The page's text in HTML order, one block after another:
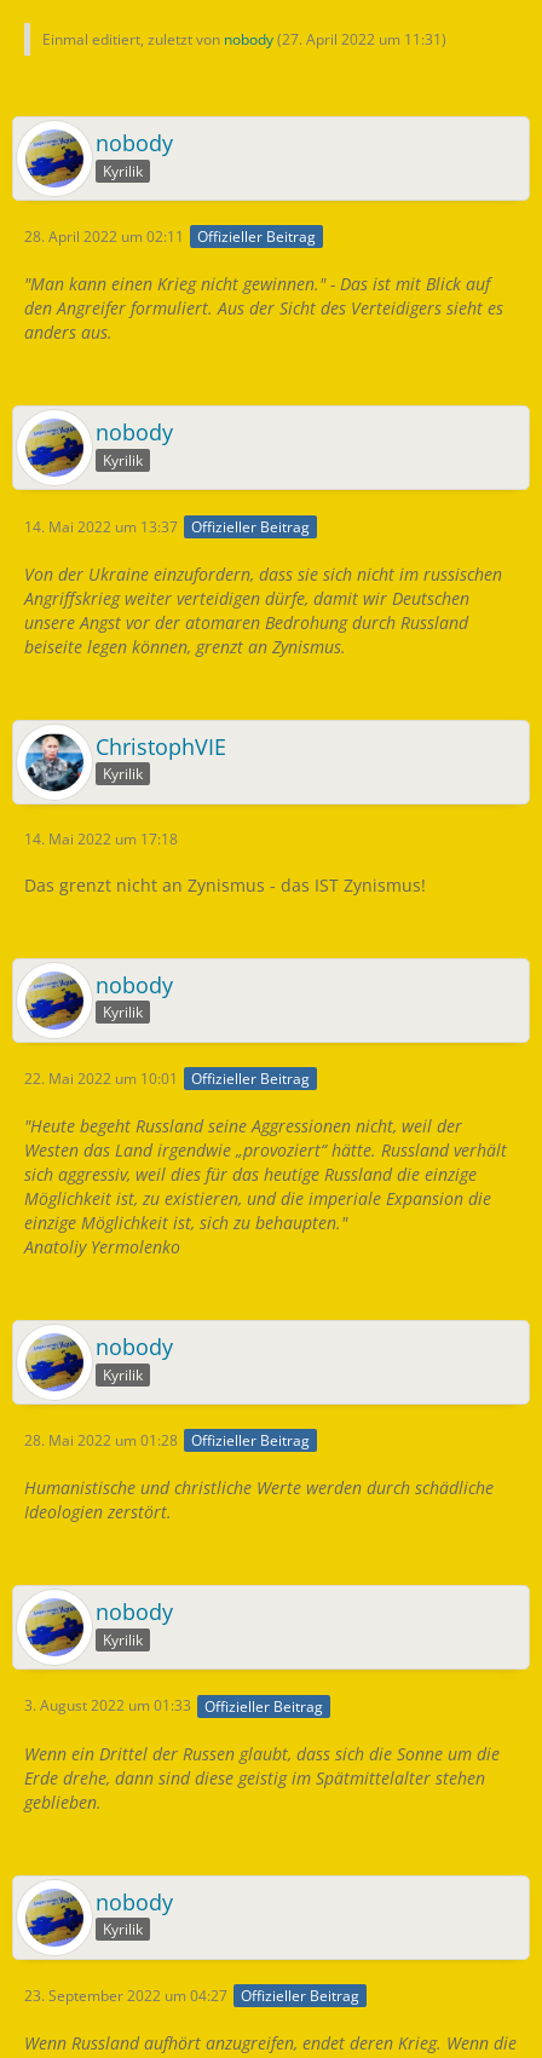
Einmal editiert, zuletzt von nobody(27. April 2022 um 11:31)
nobody
Kyrilik
28. April 2022 um 02:11 Offizieller Beitrag
"Man kann einen Krieg nicht gewinnen." - Das ist mit Blick auf
den Angreifer formuliert. Aus der Sicht des Verteidigers sieht es
anders aus.
nobody
Kyrilik
14. Mai 2022 um 13:37 Offizieller Beitrag
Von der Ukraine einzufordern, dass sie sich nicht im russischen
Angriffskrieg weiter verteidigen dürfe, damit wir Deutschen
unsere Angst vor der atomaren Bedrohung durch Russland
beiseite legen können, grenzt an Zynismus.
ChristophVIE
Kyrilik
14. Mai 2022 um 17:18
Das grenzt nicht an Zynismus - das IST Zynismus!
nobody
Kyrilik
22. Mai 2022 um 10:01 Offizieller Beitrag
"Heute begeht Russland seine Aggressionen nicht, weil der
Westen das Land irgendwie „provoziert“ hätte. Russland verhält
sich aggressiv, weil dies für das heutige Russland die einzige
Möglichkeit ist, zu existieren, und die imperiale Expansion die
einzige Möglichkeit ist, sich zu behaupten."
Anatoliy Yermolenko
nobody
Kyrilik
28. Mai 2022 um 01:28 Offizieller Beitrag
Humanistische und christliche Werte werden durch schädliche
Ideologien zerstört.
nobody
Kyrilik
3. August 2022 um 01:33 Offizieller Beitrag
Wenn ein Drittel der Russen glaubt, dass sich die Sonne um die
Erde drehe, dann sind diese geistig im Spätmittelalter stehen
geblieben.
nobody
Kyrilik
23. September 2022 um 04:27 Offizieller Beitrag
Wenn Russland aufhört anzugreifen, endet deren Krieg. Wenn die